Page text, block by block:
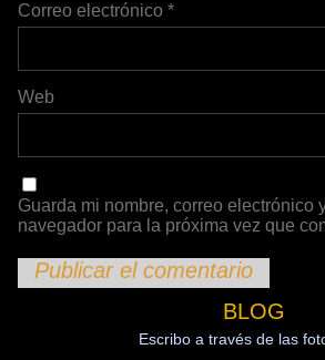
Correo electrónico *
Web
Guarda mi nombre, correo electrónico
navegador para la próxima vez que
BLOG
Escribo a través de las